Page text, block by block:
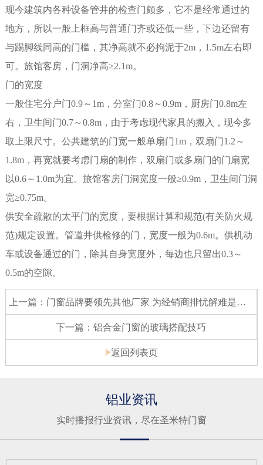
现今建筑内各种设备管井的检查门颇多，它不是经常通过的
地方，所以一般上框高与普通门齐或还低一些，下边还留有
与踢脚线同高的门槛，其净高就不必拘泥于2m，1.5m左右即
可。旅馆客房，门洞净高≥2.1m。
门的宽度
一般住宅分户门0.9～1m，分室门0.8～0.9m，厨房门0.8m左
右，卫生间门0.7～0.8m，由于考虑现代家具的搬入，现今多
取上限尺寸。公共建筑的门宽一般单扇门1m，双扇门1.2～
1.8m，再宽就要考虑门扇的制作，双扇门或多扇门的门扇宽
以0.6～1.0m为宜。旅馆客房门洞宽度一般≥0.9m，卫生间门洞
宽≥0.75m。
供安全疏散的太平门的宽度，要根据计算和规范(有关防火规
范)规定设置。管道井供检修的门，宽度一般为0.6m。供机动
车或设备通过的门，除其自身宽度外，每边也只留出0.3～
0.5m的空隙。
上一篇：门窗品牌要领先其他厂家 为经销商排忧解难是关键
下一篇：铝合金门窗的玻璃搭配技巧
返回列表页
铝业资讯
实时播报行业资讯，尽在圣米特门窗